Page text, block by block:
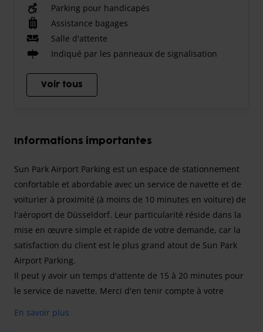
Parking pour handicapés
Assistance bagages
Salle d'attente
Indiqué par les panneaux de signalisation
Voir tous
Informations importantes
Sun Park Airport Parking est un espace de stationnement
confortable et abordable avec un service de navette et de
voiturier à proximité (à moins de 10 minutes en voiture) de
l'aéroport de Düsseldorf. Leur particularité réside dans la
mise en œuvre simple et rapide de votre demande, car la
satisfaction du client est le plus grand atout de Sun Park
Airport Parking.
Il peut y avoir un temps d'attente de 15 à 20 minutes pour
le service de navette. Merci d'en tenir compte à votre
En savoir plus